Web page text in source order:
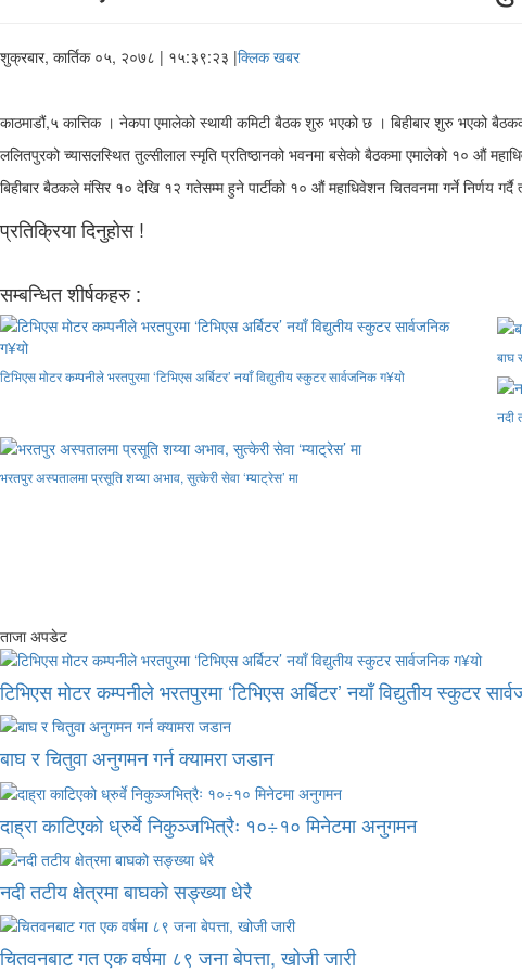
शुक्रबार, कार्तिक ०५, २०७८ | १५:३९:२३ |क्लिक खबर
काठमाडौं,५ कात्तिक । नेकपा एमालेको स्थायी कमिटी बैठक शुरु भएको छ । बिहीबार शुरु भएको
ललितपुरको च्यासलस्थित तुल्सीलाल स्मृति प्रतिष्ठानको भवनमा बसेको बैठकमा एमालेको १० औं
बिहीबार बैठकले मंसिर १० देखि १२ गतेसम्म हुने पार्टीको १० औं महाधिवेशन चितवनमा गर्ने निर्णय गर्दै
प्रतिक्रिया दिनुहोस !
सम्बन्धित शीर्षकहरु :
टिभिएस मोटर कम्पनीले भरतपुरमा ‘टिभिएस अर्बिटर’ नयाँ विद्युतीय स्कुटर सार्वजनिक ग¥यो
बाघ
नदी
भरतपुर अस्पतालमा प्रसूति शय्या अभाव, सुत्केरी सेवा ‘म्याट्रेस’ मा
ताजा अपडेट
टिभिएस मोटर कम्पनीले भरतपुरमा ‘टिभिएस अर्बिटर’ नयाँ विद्युतीय स्कुटर
बाघ र चितुवा अनुगमन गर्न क्यामरा जडान
दाह्रा काटिएको ध्रुर्वे निकुञ्जभित्रैः १०÷१० मिनेटमा अनुगमन
नदी तटीय क्षेत्रमा बाघको सङ्ख्या धेरै
चितवनबाट गत एक वर्षमा ८९ जना बेपत्ता, खोजी जारी